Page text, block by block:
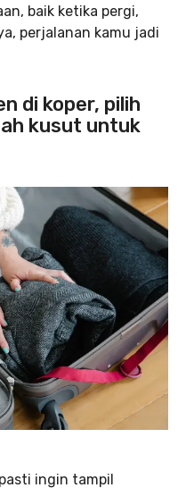
baik ketika pergi,
perjalanan kamu jadi
di koper, pilih
kusut untuk
ingin tampil